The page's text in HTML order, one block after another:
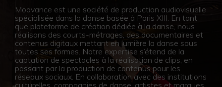
Moovance est une société de production audiovisuelle
spécialisée dans la danse basée à Paris XIII. En tant
que plateforme de création dédiée à la danse, nous
réalisons des courts-métrages, des documentaires et
contenus digitaux mettant en lumière la danse sous
toutes ses formes. Notre expertise s’étend de la
captation de spectacles à la réalisation de clips, en
passant par la production de contenus pour les
réseaux sociaux. En collaboration avec des institutions
culturelles, compagnies de danse, artistes et marques,